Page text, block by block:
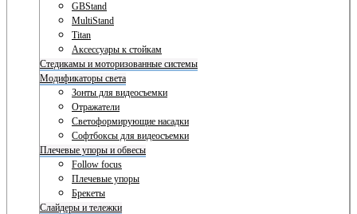
GBStand
MultiStand
Titan
Аксессуары к стойкам
Стедикамы и моторизованные системы
Модификаторы света
Зонты для видеосъемки
Отражатели
Светоформирующие насадки
Софтбоксы для видеосъемки
Плечевые упоры и обвесы
Follow focus
Плечевые упоры
Брекеты
Слайдеры и тележки